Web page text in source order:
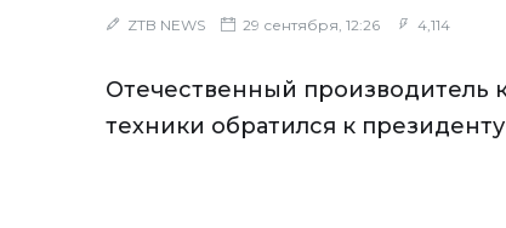
ZTB NEWS 29 сентября, 12:26 4,114
Отечественный производитель
техники обратился к